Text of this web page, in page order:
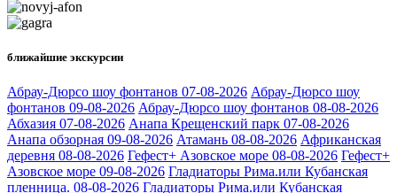
ближайшие экскурсии
Абрау-Дюрсо шоу фонтанов 07-08-2026 Абрау-Дюрсо шоу
фонтанов 09-08-2026 Абрау-Дюрсо шоу фонтанов 08-08-2026
Абхазия 07-08-2026 Анапа Крещенский парк 07-08-2026
Анапа обзорная 09-08-2026 Атамань 08-08-2026 Африканская
деревня 08-08-2026 Гефест+ Азовское море 08-08-2026 Гефест+
Азовское море 09-08-2026 Гладиаторы Рима.или Кубанская
пленница. 08-08-2026 Гладиаторы Рима.или Кубанская